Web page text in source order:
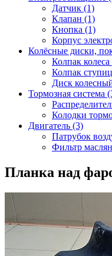
Датчик (1)
Клапан (1)
Кнопка (1)
Корпус
Колёсные диски,
Колпак колеса
Колпак
Диск
Тормозная система
Колодки
Двигатель (3)
Патрубок
Фильтр
Планка над